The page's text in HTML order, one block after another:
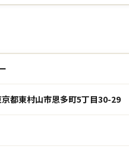
都東村山市恩多町5丁目30-29